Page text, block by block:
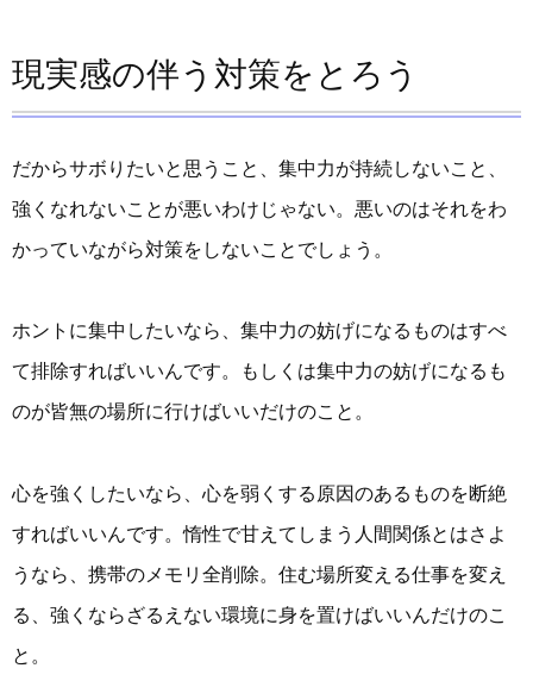
現実感の伴う対策をとろう
だからサボりたいと思うこと、集中力が持続しないこと、
強くなれないことが悪いわけじゃない。悪いのはそれをわ
かっていながら対策をしないことでしょう。
ホントに集中したいなら、集中力の妨げになるものはすべ
て排除すればいいんです。もしくは集中力の妨げになるも
のが皆無の場所に行けばいいだけのこと。
心を強くしたいなら、心を弱くする原因のあるものを断絶
すればいいんです。惰性で甘えてしまう人間関係とはさよ
うなら、携帯のメモリ全削除。住む場所変える仕事を変え
る、強くならざるえない環境に身を置けばいいんだけのこ
と。